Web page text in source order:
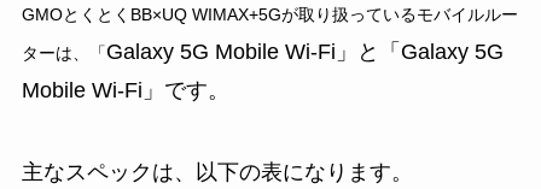
GMOとくとくBB×UQ WIMAX+5Gが取り扱っているモバイルルー
ターは、「Galaxy 5G Mobile Wi-Fi」と「Galaxy 5G
Mobile Wi-Fi」です。
主なスペックは、以下の表になります。